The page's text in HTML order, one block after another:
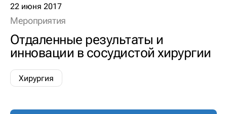
22 июня 2017
Мероприятия
Отдаленные результаты и
инновации в сосудистой хирургии
Хирургия